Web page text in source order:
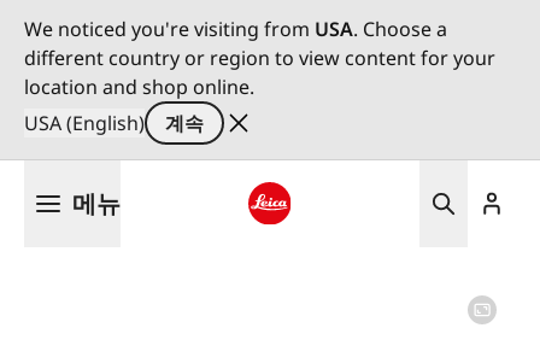
We noticed you're visiting from USA. Choose a
different country or region to view content for your
location and shop online.
USA (English)
계속
메뉴